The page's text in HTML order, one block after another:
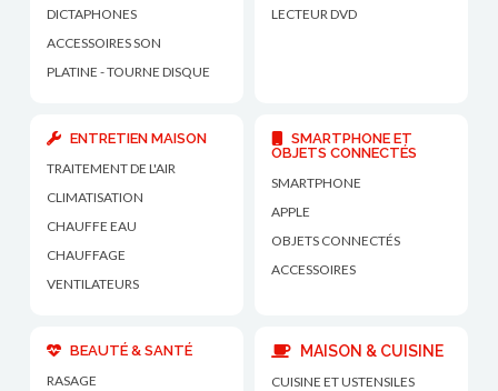
DICTAPHONES
ACCESSOIRES SON
PLATINE - TOURNE DISQUE
LECTEUR DVD
ENTRETIEN MAISON
TRAITEMENT DE L'AIR
CLIMATISATION
CHAUFFE EAU
CHAUFFAGE
VENTILATEURS
SMARTPHONE ET
OBJETS CONNECTÉS
SMARTPHONE
APPLE
OBJETS CONNECTÉS
ACCESSOIRES
BEAUTÉ & SANTÉ
RASAGE
MAISON & CUISINE
CUISINE ET USTENSILES